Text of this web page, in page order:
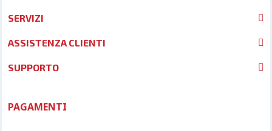
SERVIZI
ASSISTENZA CLIENTI
SUPPORTO
PAGAMENTI